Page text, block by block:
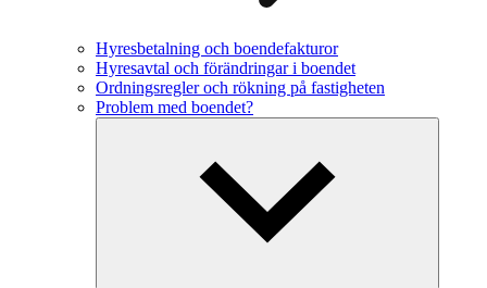
Hyresbetalning och boendefakturor
Hyresavtal och förändringar i boendet
Ordningsregler och rökning på fastigheten
Problem med boendet?